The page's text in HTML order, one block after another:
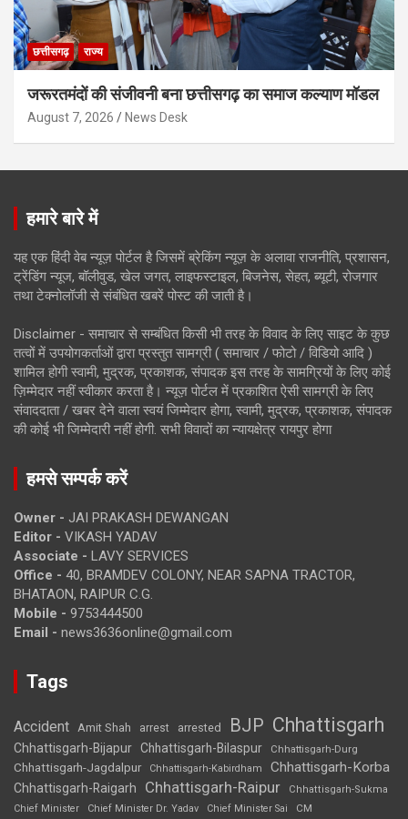
छत्तीसगढ़ राज्य
जरूरतमंदों की संजीवनी बना छत्तीसगढ़ का समाज कल्याण मॉडल
August 7, 2026 News Desk
हमारे बारे में
यह एक हिंदी वेब न्यूज़ पोर्टल है जिसमें ब्रेकिंग न्यूज़ के अलावा राजनीति, प्रशासन,
ट्रेंडिंग न्यूज, बॉलीवुड, खेल जगत, लाइफस्टाइल, बिजनेस, सेहत, ब्यूटी, रोजगार
तथा टेक्नोलॉजी से संबंधित खबरें पोस्ट की जाती है।
Disclaimer - समाचार से सम्बंधित किसी भी तरह के विवाद के लिए साइट के कुछ
तत्वों में उपयोगकर्ताओं द्वारा प्रस्तुत सामग्री ( समाचार / फोटो / विडियो आदि )
शामिल होगी स्वामी, मुद्रक, प्रकाशक, संपादक इस तरह के सामग्रियों के लिए कोई
ज़िम्मेदार नहीं स्वीकार करता है। न्यूज़ पोर्टल में प्रकाशित ऐसी सामग्री के लिए
संवाददाता / खबर देने वाला स्वयं जिम्मेदार होगा, स्वामी, मुद्रक, प्रकाशक, संपादक
की कोई भी जिम्मेदारी नहीं होगी. सभी विवादों का न्यायक्षेत्र रायपुर होगा
हमसे सम्पर्क करें
Owner - JAI PRAKASH DEWANGAN
Editor - VIKASH YADAV
Associate - LAVY SERVICES
Office - 40, BRAMDEV COLONY, NEAR SAPNA TRACTOR,
BHATAON, RAIPUR C.G.
Mobile - 9753444500
Email - news3636online@gmail.com
Tags
Accident Amit Shah arrest arrested BJP Chhattisgarh
Chhattisgarh-Bijapur Chhattisgarh-Bilaspur Chhattisgarh-Durg
Chhattisgarh-Jagdalpur Chhattisgarh-Kabirdham Chhattisgarh-Korba
Chhattisgarh-Raigarh Chhattisgarh-Raipur
Chhattisgarh-Sukma
Chief Minister
Chief Minister Dr. Yadav Chief Minister Sai CM